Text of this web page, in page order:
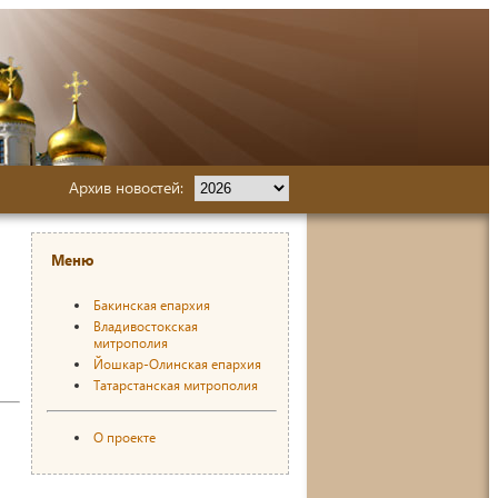
Архив новостей:
Меню
Бакинская епархия
Владивостокская
митрополия
Йошкар-Олинская епархия
Татарстанская митрополия
О проекте